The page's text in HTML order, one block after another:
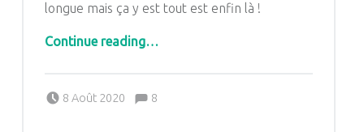
longue mais ça y est tout est enfin là !
Continue reading“Fête des mères 2020 enfin complète !!!”
…
8 Août 2020
Pascale G&-BdC-WKF
Comments:8